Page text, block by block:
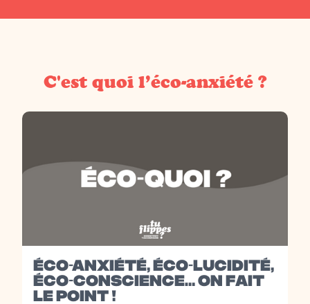
C'est quoi l’éco-anxiété ?
ÉCO-ANXIÉTÉ, ÉCO-LUCIDITÉ,
ÉCO-CONSCIENCE… ON FAIT
LE POINT !